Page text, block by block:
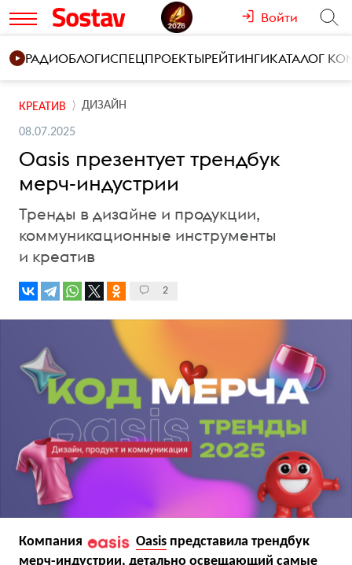
Войти
РАДИОБЛОГИСПЕЦПРОЕКТЫРЕЙТИНГИКАТАЛОГ
КРЕАТИВ ДИЗАЙН
08.07.2025
Oasis презентует трендбук
мерч-индустрии
Тренды в дизайне и продукции,
коммуникационные инструменты
и креатив
2
Компания Oasis представила трендбук
мерч-индустрии, детально освещающий самые